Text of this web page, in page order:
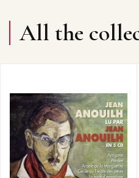
analyse qui s’attache à
création ». A juste titre, Alex
All the